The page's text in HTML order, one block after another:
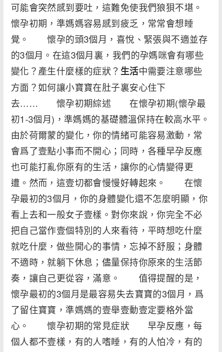
可能會突然感到要吐，這難免使我們狼狽不堪。
懷孕初期，準媽媽容易感到疲乏，常常會想睡
覺。 懷孕的頭3個月，喜悅、緊張與不適並存
的3個月。在這3個月裏，我們的孕媽咪會有哪些
變化？產生什麼樣的症狀？ 生活中需要注意哪些
方面？如何讓小寶寶在肚子裏安心住下
去…… 懷孕初期綜述 在懷孕初期(懷孕最
初1-3個月)，準媽媽的基礎體溫保持在較高水平。
由於荷爾蒙的變化，你的情緒可能容易激動，常
會爲了壹點小事而不開心；同時，各種早孕反應
也可能打亂你原有的生活，讓你的心情變得更
遭。然而，這壹切都會慢慢好轉起來。 在懷
孕最初的3個月，你的身體變化還不怎麼明顯，你
看上去和一般女子壹樣。對你來說，你完全不必
把自己當作壹個特別的人來看待，平時想吃什麼
就吃什麼，做些開心的事情，忘掉不舒服；身體
不適時，就躺下休息；儘量保持你原來的生活節
奏，讓自己更從容，滿意。 值得提醒的是，
懷孕最初的3個月是最容易失去寶寶的3個月，爲
了留住寶寶，準媽媽的壹舉壹動壹定要格外當
心。 懷孕初期的常見症狀 早孕反應，每
個人都不壹樣，有的人嗜睡，有的人怕冷，有的